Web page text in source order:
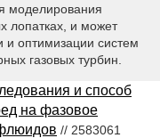
моделирования
лопатках, и может
и оптимизации систем
газовых турбин.
и способ
на фазовое
// 2583061